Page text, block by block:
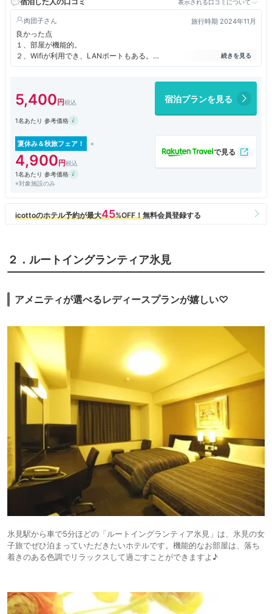
表示される口コミについて
肉団子 旅行時期 2024年11月
良かった点
１、部屋が機能的。
２、Wifiが利用でき、LANポートもある。
３、トイレの便座が大きく男性のモノがあたらす衛生的。
６、駐車場があり入庫後２４時間駐車可能。
７、トラムの駅が目の前にある。
８、スタッフが丁寧で気が利いて元気が良い。
残念だった点
１、通路の音が良く聞こえる。
２、ネット速度は遅め。
３、液晶TVは21か23インチなのでサッカー放送などには不適だった。
5,400 宿泊プランを見る
1名あたり 参考価格
夏休み＆秋旅フェア！
4,900
1名あたり 参考価格
※対象施設のみ
２．ルートイングランティア氷見
アメニティが選べるレディースプランが嬉しい♡
氷見駅から車で5分ほどの「ルートイングランティア氷見」は、氷見の女
子旅でぜひ泊まっていただきたいホテルです。機能的なお部屋は、落ち
着きのある色調でリラックスして過ごすことができますよ♪